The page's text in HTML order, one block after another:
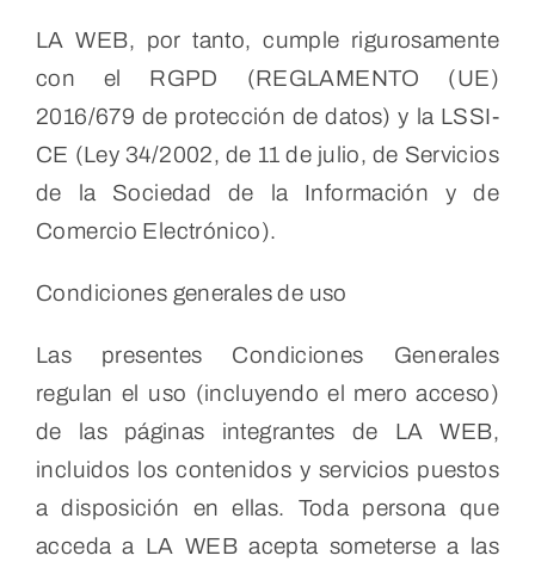
LA WEB, por tanto, cumple rigurosamente
con el RGPD (REGLAMENTO (UE)
2016/679 de protección de datos) y la LSSI-
CE (Ley 34/2002, de 11 de julio, de Servicios
de la Sociedad de la Información y de
Comercio Electrónico).
Condiciones generales de uso
Las presentes Condiciones Generales
regulan el uso (incluyendo el mero acceso)
de las páginas integrantes de LA WEB,
incluidos los contenidos y servicios puestos
a disposición en ellas. Toda persona que
acceda a LA WEB acepta someterse a las